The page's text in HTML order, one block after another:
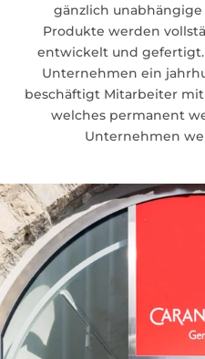
gänzlich
Produkte werden
entwickelt und
Unternehmen ein
beschäftigt Mitarbeiter
welches permanent
Unternehmen